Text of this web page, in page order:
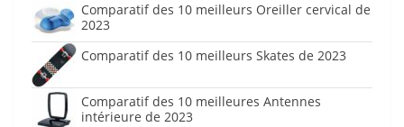
Comparatif des 10 meilleurs Oreiller cervical de
2023
Comparatif des 10 meilleurs Skates de 2023
Comparatif des 10 meilleures Antennes
intérieure de 2023